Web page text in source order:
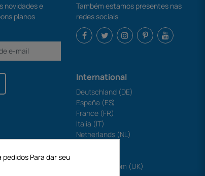
novidades e
planos
Também estamos presentes nas
redes sociais
International
Deutschland (DE)
España (ES)
France (FR)
Italia (IT)
Netherlands (NL)
United Kingdom (UK)
Para dar seu